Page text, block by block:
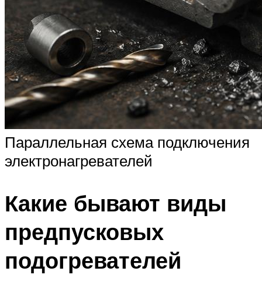
Параллельная схема подключения
электронагревателей
Какие бывают виды
предпусковых
подогревателей